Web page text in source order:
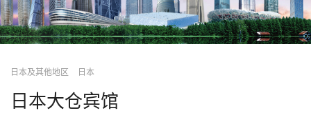
日本及其他地区 日本
日本大仓宾馆